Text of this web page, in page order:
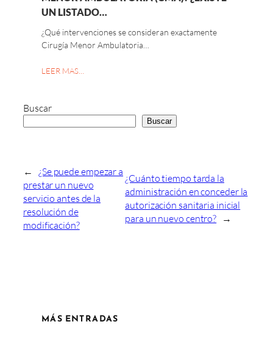
UN LISTADO…
¿Qué intervenciones se consideran exactamente
Cirugía Menor Ambulatoria…
LEER MAS…
Buscar
Buscar
← ¿Se puede empezar a
prestar un nuevo
servicio antes de la
resolución de
modificación?
¿Cuánto tiempo tarda la
administración en conceder la
autorización sanitaria inicial
para un nuevo centro? →
MÁS ENTRADAS